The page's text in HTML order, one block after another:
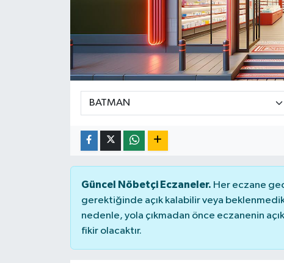
Güncel Nöbetçi Eczaneler. Her eczane
gerektiğinde açık kalabilir veya
nedenle, yola çıkmadan önce eczanenin
fikir olacaktır.